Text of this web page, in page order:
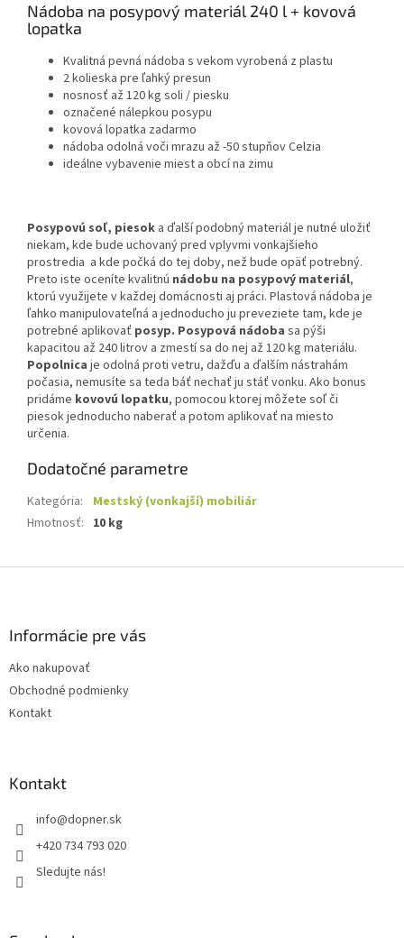
Nádoba na posypový materiál 240 l + kovová
lopatka
Kvalitná pevná nádoba s vekom vyrobená z plastu
2 kolieska pre ľahký presun
nosnosť až 120 kg soli / piesku
označené nálepkou posypu
kovová lopatka zadarmo
nádoba odolná voči mrazu až -50 stupňov Celzia
ideálne vybavenie miest a obcí na zimu
Posypovú soľ, piesok a ďalší podobný materiál je nutné uložiť
niekam, kde bude uchovaný pred vplyvmi vonkajšieho
prostredia a kde počká do tej doby, než bude opäť potrebný.
Preto iste oceníte kvalitnú nádobu na posypový materiál,
ktorú využijete v každej domácnosti aj práci. Plastová nádoba je
ľahko manipulovateľná a jednoducho ju preveziete tam, kde je
potrebné aplikovať posyp. Posypová nádoba sa pýši
kapacitou až 240 litrov a zmestí sa do nej až 120 kg materiálu.
Popolnica je odolná proti vetru, dažďu a ďalším nástrahám
počasia, nemusíte sa teda báť nechať ju stáť vonku. Ako bonus
pridáme kovovú lopatku, pomocou ktorej môžete soľ či
piesok jednoducho naberať a potom aplikovať na miesto
určenia.
Dodatočné parametre
Kategória:
Mestský (vonkajší) mobiliár
Hmotnosť: 10 kg
Informácie pre vás
Ako nakupovať
Obchodné podmienky
Kontakt
Kontakt
info@dopner.sk
+420 734 793 020
Sledujte nás!